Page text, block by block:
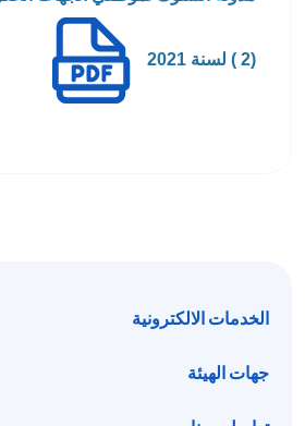
(2 ) لسنة 2021
الخدمات الالكترونية
جهات الهيئة